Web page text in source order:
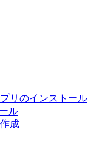
リのインストール
ル
成